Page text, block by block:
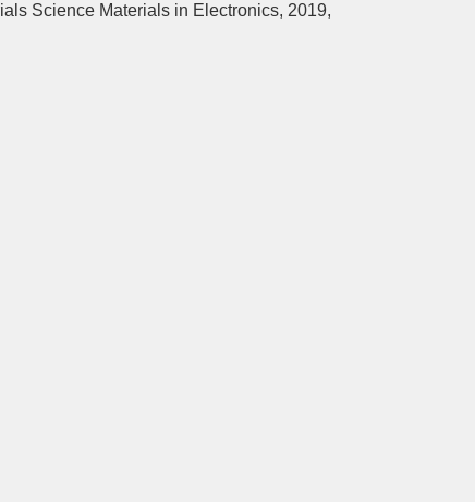
Science Materials in Electronics, 2019,